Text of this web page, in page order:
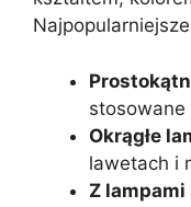
Okrągłe
lawetach i
Z